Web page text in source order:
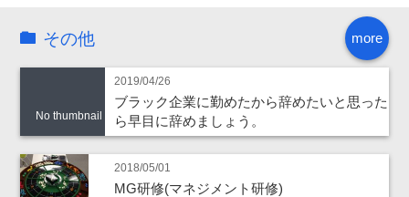
more
その他
No thumbnail
2019/04/26
ブラック企業に勤めたから辞めたいと思った
ら早目に辞めましょう。
2018/05/01
MG研修(マネジメント研修)